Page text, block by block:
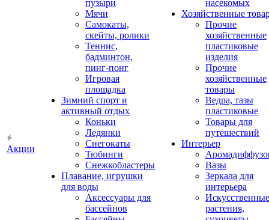
Акции
пузыри
Мячи
Самокаты,
скейты, ролики
Теннис,
бадминтон,
пинг-понг
Игровая
площадка
Зимний спорт и
активный отдых
Коньки
Ледянки
Снегокаты
Тюбинги
Снежкобластеры
Плавание, игрушки
для воды
Аксессуары для
бассейнов
насекомых
Хозяйственные
Прочие
хозяйственные
пластиковые
изделия
Прочие
хозяйственные
товары
Ведра, тазы
пластиковые
Товары для
путешествий
Интерьер
Вазы
Зеркала для
интерьера
Искусственные
растения,